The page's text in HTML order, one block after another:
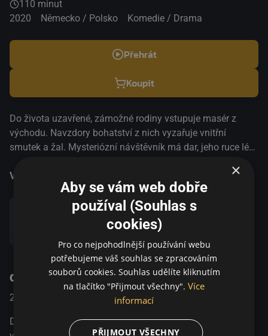
110 minut
2020
Německo / Polsko Komedie / Drama
Přehrát
Koupit
Do života uzavřené, zámožné rodiny vstupuje masér z
východu. Navzdory bohatství z nich vyzařuje vnitřní
smutek a žal. Mysteriózní návštěvník má dar, jeho ruce léčí
přízvuk zní jako píseň minulosti, klidná melodie jejich
dětství, kdy byl svět bezpečnějším místem. Zhenia, protože
tak se jmenuje, mění jejich životy. MFF Benátky | Hlavní
soutěž | 2020 Polské filmové ceny Nominace | Nejlepší
herečka, nejlepší herec ve vedlejší roli, nejlepší kamera,
nejlepší kostýmy, nejlepší make-up | 2021
Více informací
O pořadu
2020 Německo / Polsko Komedie / Drama
Do života uzavřené, zámožné rodiny vstupuje masér z
×
Aby se vám web dobře
používal (Souhlas s
cookies)
Pro co nejpohodlnější používání webu
potřebujeme váš souhlas se zpracováním
souborů cookies. Souhlas udělíte kliknutím
na tlačítko "Přijmout všechny". Více
informací
PŘIJMOUT VŠECHNY